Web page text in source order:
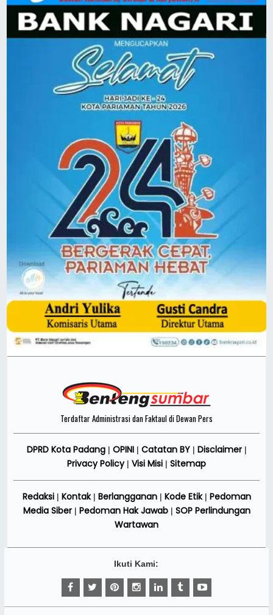
Terdaftar Administrasi dan Faktaul di Dewan Pers
DPRD Kota Padang| OPINI Catatan BY| Disclaimer|
Privacy Policy| Visi Misi Sitemap
Redaksi| Kontak| Berlangganan| Kode Etik| Pedoman
Media Siber| Pedoman Hak Jawab| SOP Perlindungan
Wartawan
Ikuti Kami: